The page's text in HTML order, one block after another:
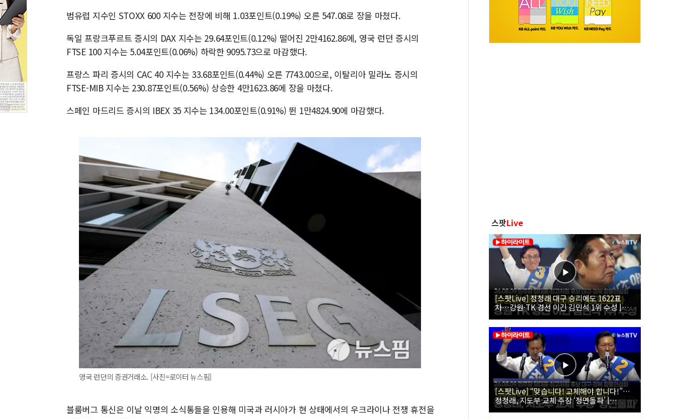
범유럽 지수인 STOXX 600 지수는 전장에 비해 1.03포인트(0.19%) 오른 547.08로 장을 마쳤다.
독일 프랑크푸르트 증시의 DAX 지수는 29.64포인트(0.12%) 떨어진 2만4162.86에, 영국 런던 증시의
FTSE 100 지수는 5.04포인트(0.06%) 하락한 9095.73으로 마감했다.
프랑스 파리 증시의 CAC 40 지수는 33.68포인트(0.44%) 오른 7743.00으로, 이탈리아 밀라노 증시의
FTSE-MIB 지수는 230.87포인트(0.56%) 상승한 4만1623.86에 장을 마쳤다.
스페인 마드리드 증시의 IBEX 35 지수는 134.00포인트(0.91%) 뛴 1만4824.90에 마감했다.
영국 런던의 증권거래소. [사진=로이터 뉴스핌]
블룸버그 통신은 이날 익명의 소식통들을 인용해 미국과 러시아가 현 상태에서의 우크라이나 전쟁 휴전을
스팟Live
[스팟Live] 정청래 대구 승리에도 1622표
차…강원·TK 경선 이긴 김민석 1위 수성 |
26.08.09 더불어민주당 당대표·최고위원 후
보 대구·경북 합동연설회
[스팟Live] “맞습니다! 교체해야 합니다!”…
정청래, 지도부 교체 주장 ‘정면돌파’ |
26.08.09 더불어민주당 당대표·최고위원 후